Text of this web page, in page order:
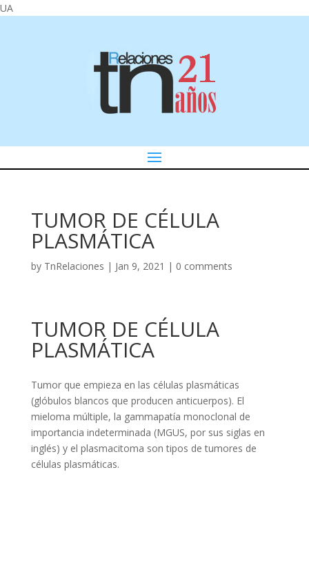
UA
TUMOR DE CÉLULA
PLASMÁTICA
by TnRelaciones | Jan 9, 2021 | 0 comments
TUMOR DE CÉLULA
PLASMÁTICA
Tumor que empieza en las células plasmáticas
(glóbulos blancos que producen anticuerpos). El
mieloma múltiple, la gammapatía monoclonal de
importancia indeterminada (MGUS, por sus siglas en
inglés) y el plasmacitoma son tipos de tumores de
células plasmáticas.